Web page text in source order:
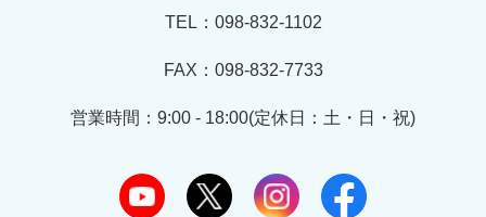
TEL：098-832-1102
FAX：098-832-7733
営業時間：9:00 - 18:00(定休日：土・日・祝)